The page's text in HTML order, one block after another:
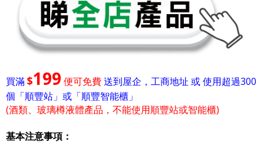
買滿$199 便可免費送到屋企，工商地址 或 使用超過300
個「順豐站」或「順豐智能櫃」
(酒類、玻璃樽液體產品，不能使用順豐站或智能櫃)
基本注意事項：